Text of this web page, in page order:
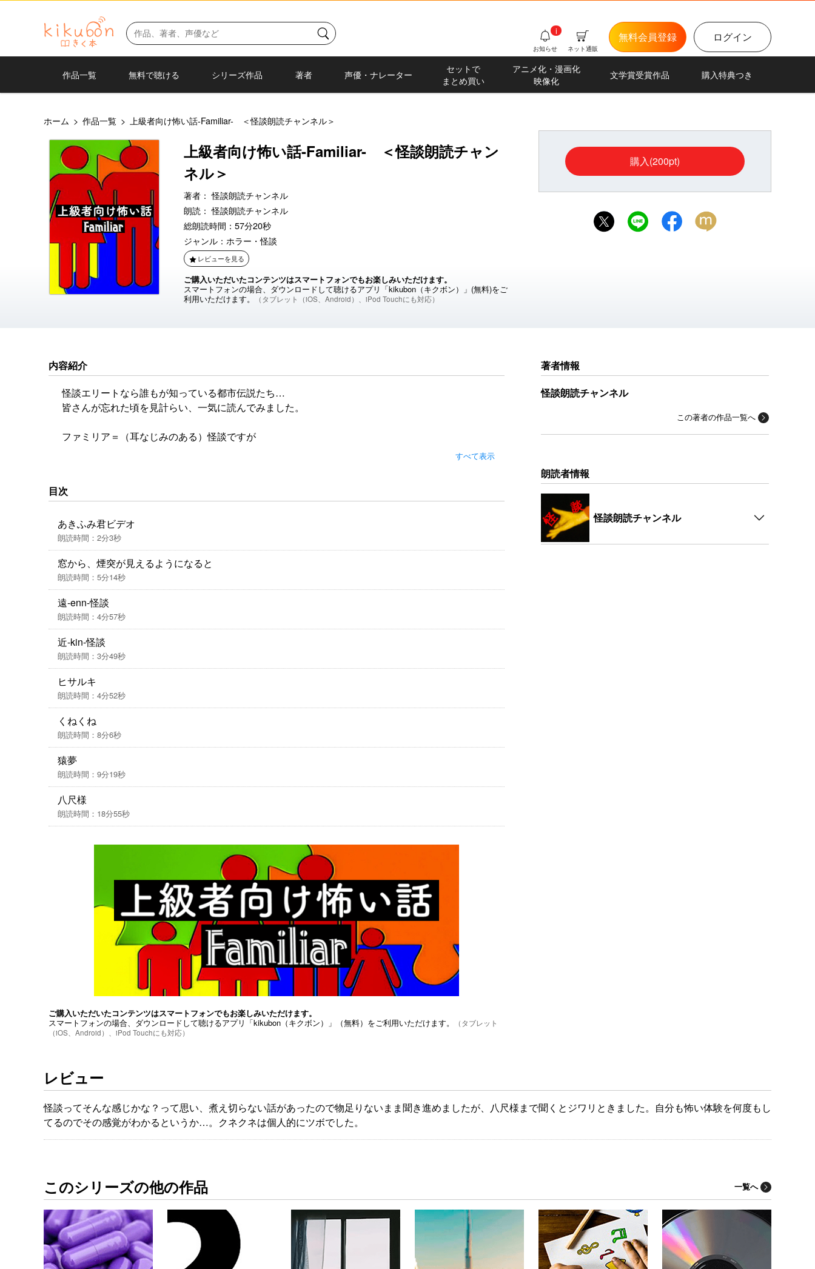
ログイン
無料会員登録
ネット通販
お知らせ
i
作品一覧 無料で聴ける シリーズ作品 著者 声優・ナレーター
セットで
まとめ買い
アニメ化・漫画化
映像化
文学賞受賞作品 購入特典つき
ホーム > 作品一覧 > 上級者向け怖い話-Familiar- ＜怪談朗読チャンネル＞
上級者向け怖い話-Familiar- ＜怪談朗読チャン
ネル＞
著者：怪談朗読チャンネル
朗読：怪談朗読チャンネル
総朗読時間：57分20秒
ジャンル： ホラー・怪談
レビューを見る
ご購入いただいたコンテンツはスマートフォンでもお楽しみいただけます。
スマートフォンの場合、ダウンロードして聴けるアプリ「kikubon（キクボン）」(無料)をご
利用いただけます。
（タブレット（iOS、Android）、iPod Touchにも対応）
購入(200pt)
内容紹介
怪談エリートなら誰もが知っている都市伝説たち…
皆さんが忘れた頃を見計らい、一気に読んでみました。
ファミリア＝（耳なじみのある）怪談ですが
すべて表示
目次
あきふみ君ビデオ
朗読時間：2分3秒
窓から、煙突が見えるようになると
朗読時間：5分14秒
遠-enn-怪談
朗読時間：4分57秒
近-kin-怪談
朗読時間：3分49秒
ヒサルキ
朗読時間：4分52秒
くねくね
朗読時間：8分6秒
猿夢
朗読時間：9分19秒
八尺様
朗読時間：18分55秒
ご購入いただいたコンテンツはスマートフォンでもお楽しみいただけます。
スマートフォンの場合、ダウンロードして聴けるアプリ「kikubon（キクボン）」（無料）をご利用いただけます。
（タブレット
（iOS、Android）、iPod Touchにも対応）
著者情報
怪談朗読チャンネル
この著者の作品一覧へ
朗読者情報
怪談朗読チャンネル
レビュー
怪談ってそんな感じかな？って思い、煮え切らない話があったので物足りないまま聞き進めましたが、八尺様まで聞くとジワリときました。自分も怖い体験を何度もし
てるのでその感覚がわかるというか…。クネクネは個人的にツボでした。
このシリーズの他の作品 一覧へ